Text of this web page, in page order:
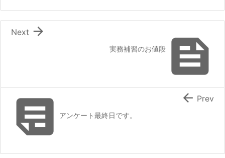

実務補習のお値段

Next
アンケート最終日です。
 Prev